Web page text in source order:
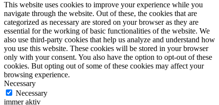
This website uses cookies to improve your experience while you
navigate through the website. Out of these, the cookies that are
categorized as necessary are stored on your browser as they are
essential for the working of basic functionalities of the website. We
also use third-party cookies that help us analyze and understand how
you use this website. These cookies will be stored in your browser
only with your consent. You also have the option to opt-out of these
cookies. But opting out of some of these cookies may affect your
browsing experience.
Necessary
Necessary
immer aktiv